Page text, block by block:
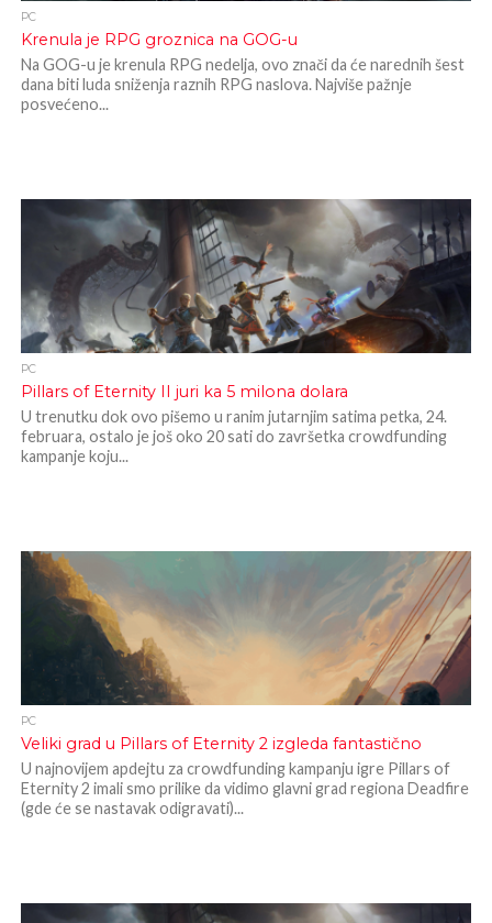
PC
Krenula je RPG groznica na GOG-u
Na GOG-u je krenula RPG nedelja, ovo znači da će narednih šest
dana biti luda sniženja raznih RPG naslova. Najviše pažnje
posvećeno...
PC
Pillars of Eternity II juri ka 5 milona dolara
U trenutku dok ovo pišemo u ranim jutarnjim satima petka, 24.
februara, ostalo je još oko 20 sati do završetka crowdfunding
kampanje koju...
PC
Veliki grad u Pillars of Eternity 2 izgleda fantastično
U najnovijem apdejtu za crowdfunding kampanju igre Pillars of
Eternity 2 imali smo prilike da vidimo glavni grad regiona Deadfire
(gde će se nastavak odigravati)...